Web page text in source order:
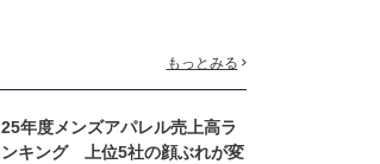
もっとみる
25年度メンズアパレル売上高ラ
ンキング 上位5社の顔ぶれが変